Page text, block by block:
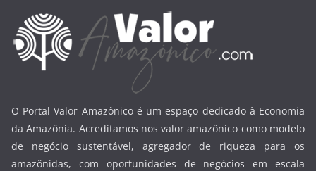
O Portal Valor Amazônico é um espaço dedicado à Economia
da Amazônia. Acreditamos nos valor amazônico como modelo
de negócio sustentável, agregador de riqueza para os
amazônidas, com oportunidades de negócios em escala